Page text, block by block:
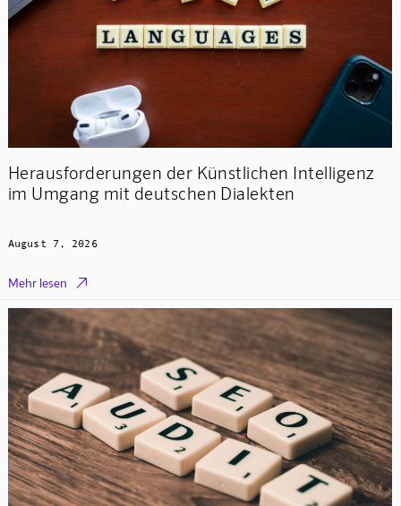
Herausforderungen der Künstlichen Intelligenz
im Umgang mit deutschen Dialekten
August 7, 2026
Mehr lesen 